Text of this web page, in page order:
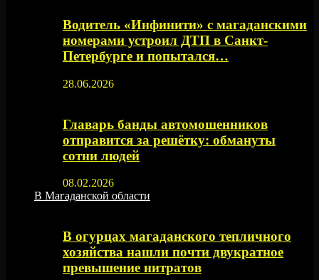
Водитель «Инфинити» с магаданскими
номерами устроил ДТП в Санкт-
Петербурге и попытался…
28.06.2026
Главарь банды автомошенников
отправится за решётку: обмануты
сотни людей
08.02.2026
В Магаданской области
В огурцах магаданского тепличного
хозяйства нашли почти двукратное
превышение нитратов